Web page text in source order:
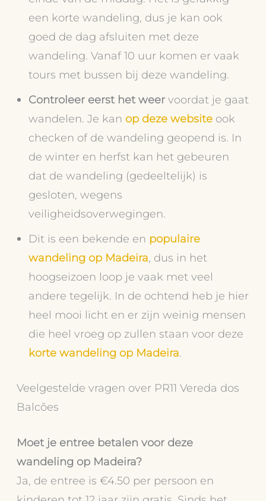
een korte wandeling, dus je kan ook
goed de dag afsluiten met deze
wandeling. Vanaf 10 uur komen er vaak
tours met bussen bij deze wandeling.
Controleer eerst het weer voordat je gaat
wandelen. Je kan op deze website ook
checken of de wandeling geopend is. In
de winter en herfst kan het gebeuren
dat de wandeling (gedeeltelijk) is
gesloten, wegens
veiligheidsoverwegingen.
Dit is een bekende en populaire
wandeling op Madeira, dus in het
hoogseizoen loop je vaak met veel
andere tegelijk. In de ochtend heb je hier
heel mooi licht en er zijn weinig mensen
die heel vroeg op zullen staan voor deze
korte wandeling op Madeira.
Veelgestelde vragen over PR11 Vereda dos
Balcões
Moet je entree betalen voor deze
wandeling op Madeira?
Ja, de entree is €4.50 per persoon en